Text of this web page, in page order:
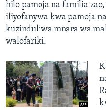
hilo pamoja na familia
iliyofanywa kwa pamoja
kuzinduliwa mnara wa
walofariki.